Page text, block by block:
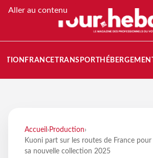
Aller au contenu
FRANCETRANSPORT
Accueil › Production›
Kuoni part sur les routes de France
sa nouvelle collection 2025